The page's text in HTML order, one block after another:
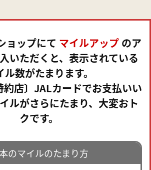
ョップにて マイルアップ のア
いただくと、表示されている
ル数がたまります。
約店〕JALカードでお支払いい
ルがさらにたまり、大変おト
クです。
のマイルのたまり方